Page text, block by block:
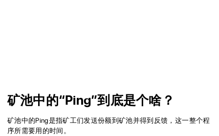
矿池中的“Ping”到底是个啥？
矿池中的Ping是指矿工们发送份额到矿池并得到反馈，这一整个程
序所需要用的时间。